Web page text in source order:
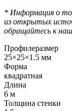
* Информация о
из открытых
обращайтесь к
Профилеразмер
25×25×1.5 мм
Форма
квадратная
Длина
6 м
Толщина стенки